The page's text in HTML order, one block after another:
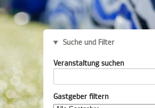
Suche und Filter
Veranstaltung suchen
Gastgeber filtern